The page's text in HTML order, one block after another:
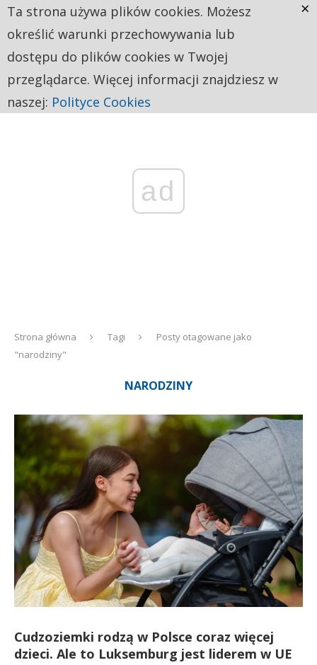
ad
Strona główna Tagi
Posty otagowane jako
"narodziny"
NARODZINY
Cudzoziemki rodzą w Polsce coraz więcej
dzieci. Ale to Luksemburg jest liderem w UE
Ta strona używa plików cookies. Możesz
określić warunki przechowywania lub
dostępu do plików cookies w Twojej
przeglądarce. Więcej informacji znajdziesz w
naszej: Polityce Cookies
×